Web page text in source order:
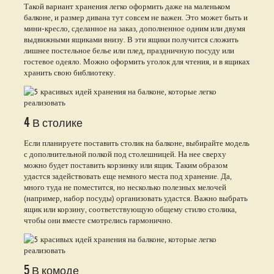
Такой вариант хранения легко оформить даже на маленьком
балконе, и размер дивана тут совсем не важен. Это может быть и
мини-кресло, сделанное на заказ, дополненное одним или двумя
выдвижными ящиками внизу. В эти ящики получится сложить
лишнее постельное белье или плед, праздничную посуду или
гостевое одеяло. Можно оформить уголок для чтения, и в ящиках
хранить свою библиотеку.
4 В столике
Если планируете поставить столик на балконе, выбирайте модель
с дополнительной полкой под столешницей. На нее сверху
можно будет поставить корзинку или ящик. Таким образом
удастся задействовать еще немного места под хранение. Да,
много туда не поместится, но несколько полезных мелочей
(например, набор посуды) организовать удастся. Важно выбрать
ящик или корзину, соответствующую общему стилю столика,
чтобы они вместе смотрелись гармонично.
5 В комоде